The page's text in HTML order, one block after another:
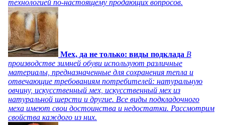
технологией по-настоящему продающих вопросов.
Мех, да не только: виды подклада В
производстве зимней обуви используют различные
материалы, предназначенные для сохранения тепла и
отвечающие требованиям потребителей: натуральную
овчину, искусственный мех, искусственный мех из
натуральной шерсти и другие. Все виды подкладочного
меха имеют свои достоинства и недостатки. Рассмотрим
свойства каждого из них.